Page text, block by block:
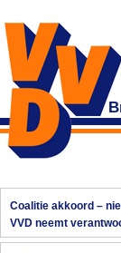
Coalitie akkoord –
VVD neemt